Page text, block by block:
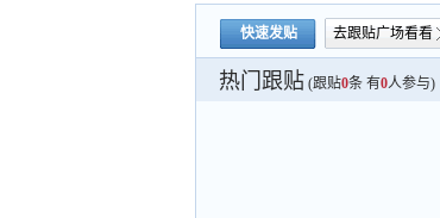
快速发贴 去跟贴广场看看
热门跟贴 (跟贴0条 有0人参与)